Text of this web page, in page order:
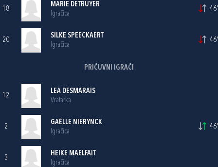
18
MARIE DETRUYER
Igračica
46'
20
SILKE SPEECKAERT
Igračica
46'
PRIČUVNI IGRAČI
12
LEA DESMARAIS
Vratarka
2
GAËLLE NIERYNCK
Igračica
46'
3
HEIKE MAELFAIT
Igračica